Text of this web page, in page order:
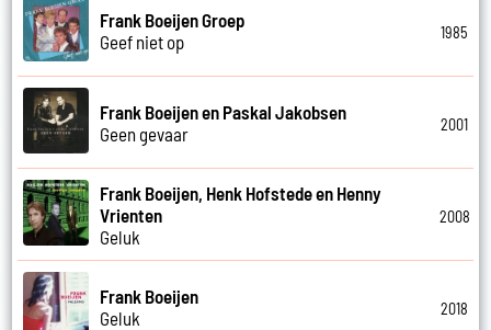
Frank Boeijen Groep
Geef niet op
1985
Frank Boeijen en Paskal Jakobsen
Geen gevaar
2001
Frank Boeijen, Henk Hofstede en Henny
Vrienten
Geluk
2008
Frank Boeijen
Geluk
2018